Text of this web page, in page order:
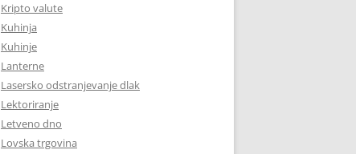
Kripto valute
Kuhinja
Kuhinje
Lanterne
Lasersko odstranjevanje dlak
Lektoriranje
Letveno dno
Lovska trgovina